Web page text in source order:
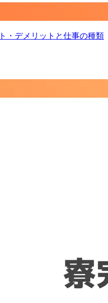
・デメリットと仕事の種類